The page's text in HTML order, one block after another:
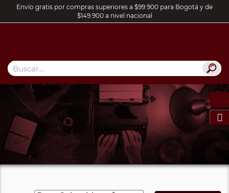
Envío gratis por compras superiores a $99.900 para Bogotá y de
$149.900 a nivel nacional
